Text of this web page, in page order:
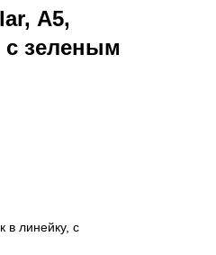
А5,
зеленым
в линейку, с